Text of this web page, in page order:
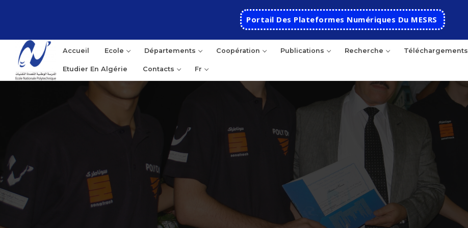
Portail Des Plateformes Numériques Du MESRS
Accueil Ecole Départements Coopération Publications Recherche Téléchargements
Etudier En Algérie Contacts Fr
Accueil
Ecole
Présentation
Histoire de l’école
Départements